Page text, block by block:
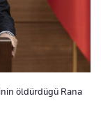
öldürdügü Rana